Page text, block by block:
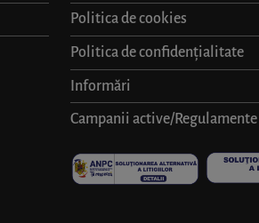
Politica de cookies
Politica de confidențialitate
Informări
Campanii active/Regulamente